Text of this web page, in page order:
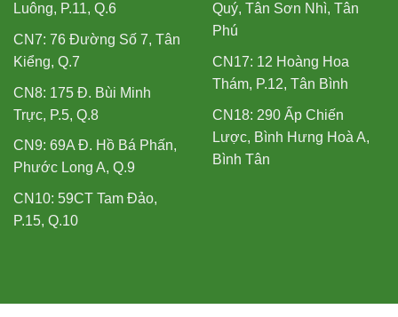
Luông, P.11, Q.6
CN7: 76 Đường Số 7, Tân
Kiểng, Q.7
CN8: 175 Đ. Bùi Minh
Trực, P.5, Q.8
CN9: 69A Đ. Hồ Bá Phấn,
Phước Long A, Q.9
CN10: 59CT Tam Đảo,
P.15, Q.10
Quý, Tân Sơn Nhì, Tân
Phú
CN17: 12 Hoàng Hoa
Thám, P.12, Tân Bình
CN18: 290 Ấp Chiến
Lược, Bình Hưng Hoà A,
Bình Tân